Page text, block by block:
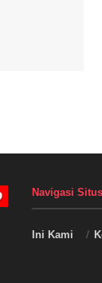
Navigasi Situs
Ini Kami